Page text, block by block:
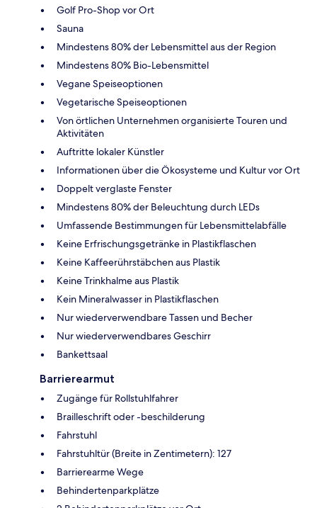
Golf Pro-Shop vor Ort
Sauna
Mindestens 80% der Lebensmittel aus der Region
Mindestens 80% Bio-Lebensmittel
Vegane Speiseoptionen
Vegetarische Speiseoptionen
Von örtlichen Unternehmen organisierte Touren und
Aktivitäten
Auftritte lokaler Künstler
Informationen über die Ökosysteme und Kultur vor Ort
Doppelt verglaste Fenster
Mindestens 80% der Beleuchtung durch LEDs
Umfassende Bestimmungen für Lebensmittelabfälle
Keine Erfrischungsgetränke in Plastikflaschen
Keine Kaffeerührstäbchen aus Plastik
Keine Trinkhalme aus Plastik
Kein Mineralwasser in Plastikflaschen
Nur wiederverwendbare Tassen und Becher
Nur wiederverwendbares Geschirr
Bankettsaal
Barrierearmut
Zugänge für Rollstuhlfahrer
Brailleschrift oder -beschilderung
Fahrstuhl
Fahrstuhltür (Breite in Zentimetern): 127
Barrierearme Wege
Behindertenparkplätze